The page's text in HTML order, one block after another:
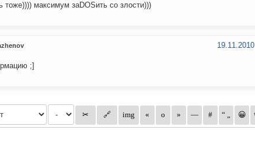
тоже)))) максимум заDOSить со злости)))
19.11.2010
;]